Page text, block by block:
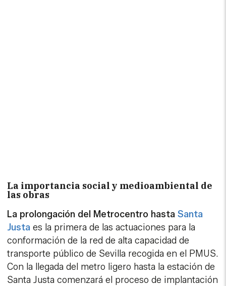
La importancia social y medioambiental de
las obras
La prolongación del Metrocentro hasta Santa
Justa es la primera de las actuaciones para la
conformación de la red de alta capacidad de
transporte público de Sevilla recogida en el PMUS.
Con la llegada del metro ligero hasta la estación de
Santa Justa comenzará el proceso de implantación